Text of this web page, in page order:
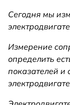
Сегодня мы
Измерение
определить
показателей и